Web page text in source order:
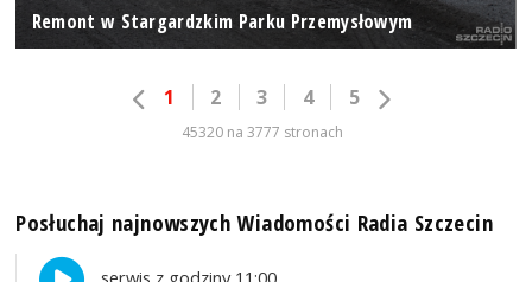
Remont w Stargardzkim Parku Przemysłowym
1 2 3 4 5
45320 na 3777 stronach
Posłuchaj najnowszych Wiadomości Radia Szczecin